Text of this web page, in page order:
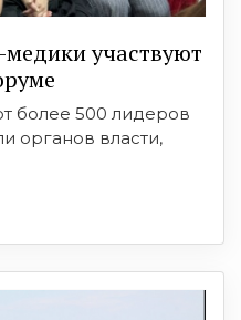
участвуют
более 500 лидеров
органов власти,